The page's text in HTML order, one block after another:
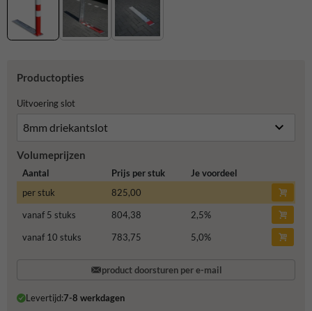
Productopties
Uitvoering slot
Volumeprijzen
Aantal Prijs per stuk
Je voordeel
per stuk
825,00
vanaf 5 stuks
804,38 2,5%
vanaf 10 stuks
783,75 5,0%
product doorsturen per e-mail
Levertijd:7-8 werkdagen